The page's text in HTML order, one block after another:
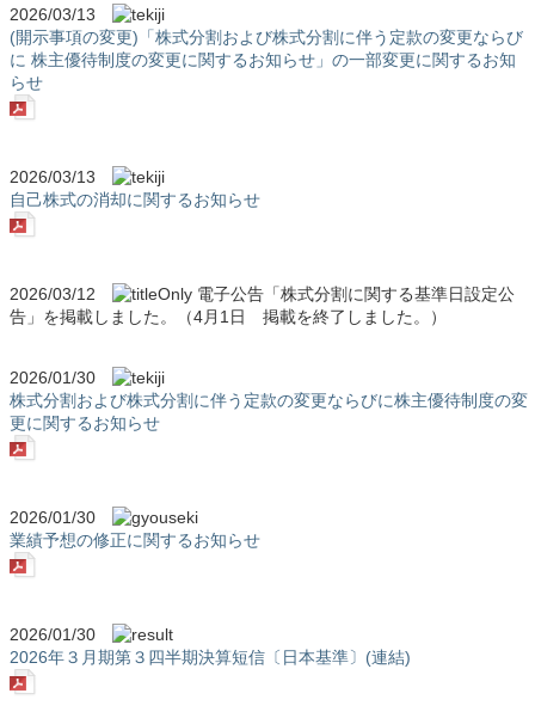
2026/03/13
(開示事項の変更)「株式分割および株式分割に伴う定款の変更ならび
に 株主優待制度の変更に関するお知らせ」の一部変更に関するお知
らせ
2026/03/13
自己株式の消却に関するお知らせ
2026/03/12
電子公告「株式分割に関する基準日設定公
告」を掲載しました。（4月1日 掲載を終了しました。）
2026/01/30
株式分割および株式分割に伴う定款の変更ならびに株主優待制度の変
更に関するお知らせ
2026/01/30
業績予想の修正に関するお知らせ
2026/01/30
2026年３月期第３四半期決算短信〔日本基準〕(連結)